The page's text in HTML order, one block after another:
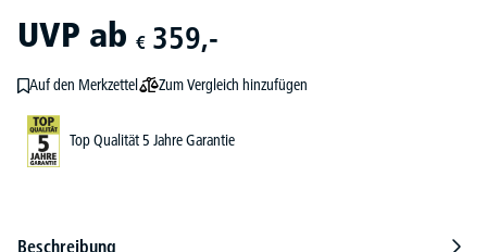
UVP ab € 359,-
Auf den Merkzettel Zum Vergleich hinzufügen
Top Qualität 5 Jahre Garantie
Beschreibung